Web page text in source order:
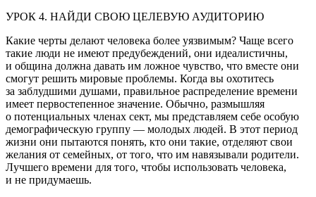
УРОК 4. НАЙДИ СВОЮ ЦЕЛЕВУЮ АУДИТОРИЮ
Какие черты делают человека более уязвимым? Чаще всего
такие люди не имеют предубеждений, они идеалистичны,
и община должна давать им ложное чувство, что вместе они
смогут решить мировые проблемы. Когда вы охотитесь
за заблудшими душами, правильное распределение времени
имеет первостепенное значение. Обычно, размышляя
о потенциальных членах сект, мы представляем себе особую
демографическую группу — молодых людей. В этот период
жизни они пытаются понять, кто они такие, отделяют свои
желания от семейных, от того, что им навязывали родители.
Лучшего времени для того, чтобы использовать человека,
и не придумаешь.